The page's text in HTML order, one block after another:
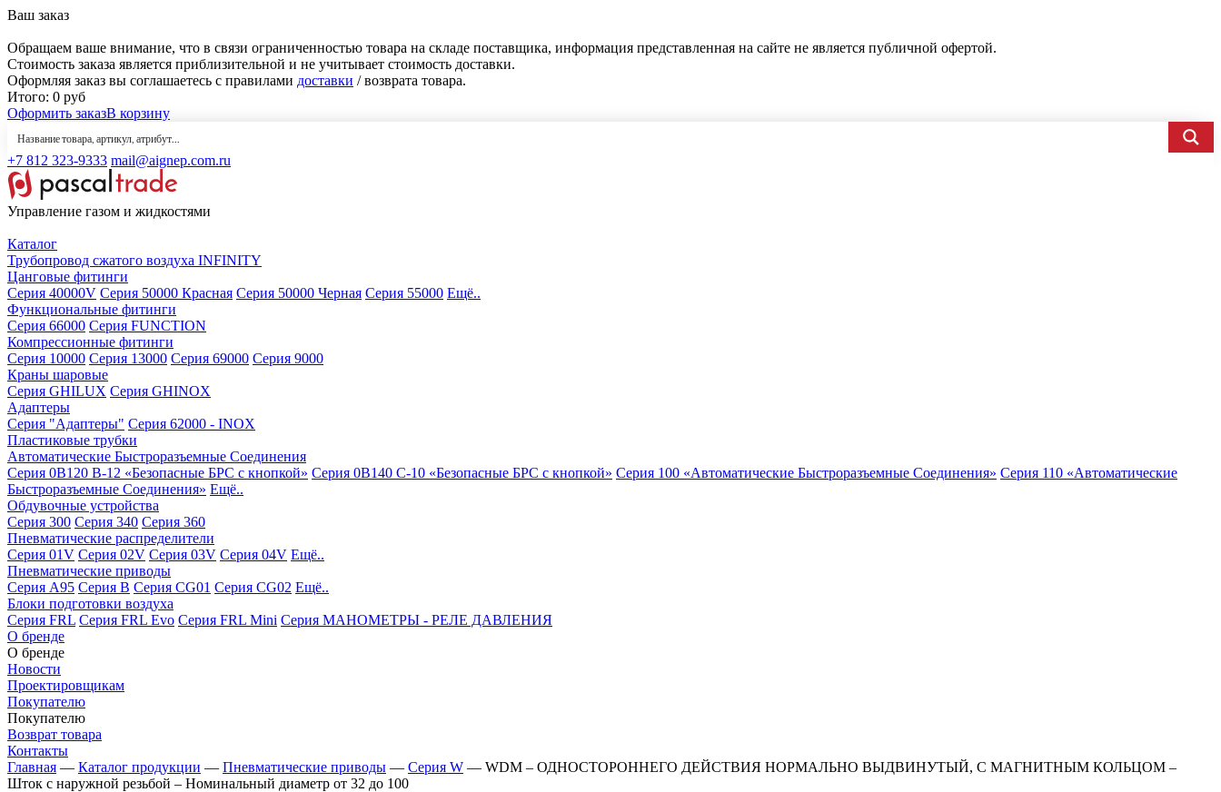
Ваш заказ
Обращаем ваше внимание, что в связи ограниченностью товара на складе поставщика, информация представленная на сайте не является публичной офертой.
Стоимость заказа является приблизительной и не учитывает стоимость доставки.
Оформляя заказ вы соглашаетесь с правилами доставки / возврата товара.
Итого: 0 руб
Оформить заказВ корзину
+7 812 323-9333 mail@aignep.com.ru
Управление газом и жидкостями
Каталог
Трубопровод сжатого воздуха INFINITY
Цанговые фитинги
Серия 40000V Серия 50000 Красная Серия 50000 Черная Серия 55000 Ещё..
Функциональные фитинги
Серия 66000 Серия FUNCTION
Компрессионные фитинги
Серия 10000 Серия 13000 Серия 69000 Серия 9000
Краны шаровые
Серия GHILUX Серия GHINOX
Адаптеры
Серия "Адаптеры" Серия 62000 - INOX
Пластиковые трубки
Автоматические Быстроразъемные Соединения
Серия 0B120 B-12 «Безопасные БРС с кнопкой» Серия 0B140 C-10 «Безопасные БРС с кнопкой» Серия 100 «Автоматические Быстроразъемные Соединения» Серия 110 «Автоматические
Быстроразъемные Соединения» Ещё..
Обдувочные устройства
Серия 300 Серия 340 Серия 360
Пневматические распределители
Серия 01V Серия 02V Серия 03V Серия 04V Ещё..
Пневматические приводы
Серия A95 Серия B Серия CG01 Серия CG02 Ещё..
Блоки подготовки воздуха
Серия FRL Серия FRL Evo Серия FRL Mini Серия МАНОМЕТРЫ - РЕЛЕ ДАВЛЕНИЯ
О бренде
О бренде
Новости
Проектировщикам
Покупателю
Покупателю
Возврат товара
Контакты
Главная — Каталог продукции — Пневматические приводы — Серия W — WDM – ОДНОСТОРОННЕГО ДЕЙСТВИЯ НОРМАЛЬНО ВЫДВИНУТЫЙ, С МАГНИТНЫМ КОЛЬЦОМ –
Шток с наружной резьбой – Номинальный диаметр от 32 до 100